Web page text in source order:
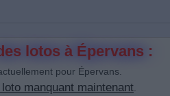
lotos à Épervans :
pour Épervans.
manquant maintenant